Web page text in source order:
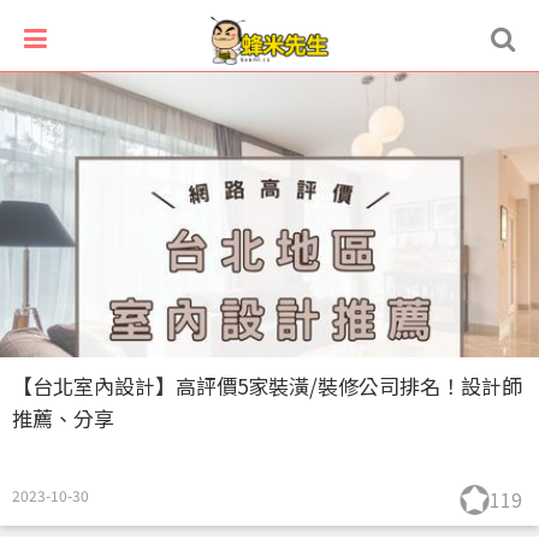
【台北室內設計】高評價5家裝潢/裝修公司排名！設計師
推薦、分享
2023-10-30 119